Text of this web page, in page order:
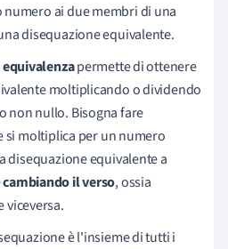
ai due membri di una
disequazione equivalente.
permette di ottenere
moltiplicando o dividendo
non nullo. Bisogna fare
si moltiplica per un numero
disequazione equivalente a
cambiando il verso, ossia
viceversa.
è l'insieme di tutti i